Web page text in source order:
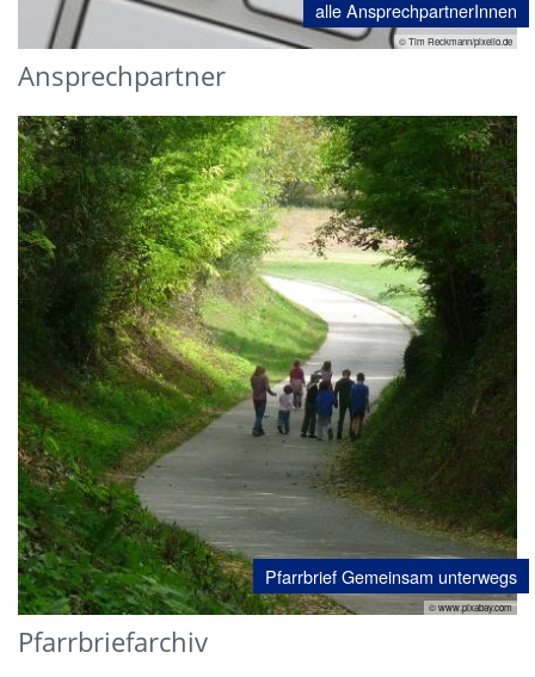
alle AnsprechpartnerInnen
© Tim Reckmann/pixelio.de
Ansprechpartner
Pfarrbrief Gemeinsam unterwegs
© www.pixabay.com
Pfarrbriefarchiv